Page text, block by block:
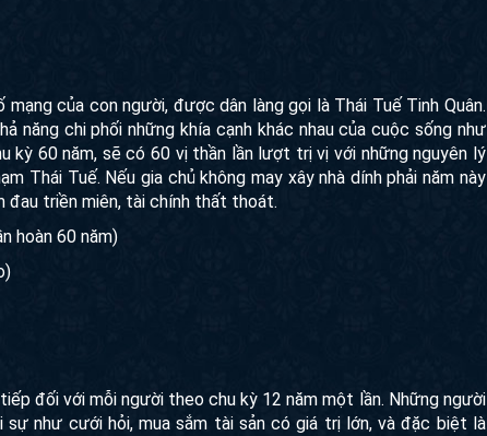
của con người, được dân làng gọi là Thái Tuế Tinh Quân.
năng chi phối những khía cạnh khác nhau của cuộc sống như
kỳ 60 năm, sẽ có 60 vị thần lần lượt trị vị với những nguyên lý
Thái Tuế. Nếu gia chủ không may xây nhà dính phải năm này
đau triền miên, tài chính thất thoát.
hoàn 60 năm)
đối với mỗi người theo chu kỳ 12 năm một lần. Những người
như cưới hỏi, mua sắm tài sản có giá trị lớn, và đặc biệt là